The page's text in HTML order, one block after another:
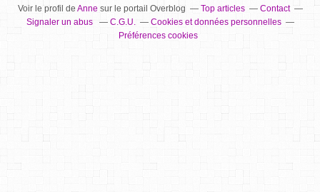
Voir le profil de Annesur le portail Overblog Top articles
Contact
Signaler un abus
C.G.U.
Cookies et données personnelles
Préférences cookies